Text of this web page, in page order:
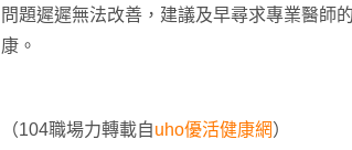
問題遲遲無法改善，建議及早尋求專業醫師
康。
（104職場力轉載自uho優活健康網）